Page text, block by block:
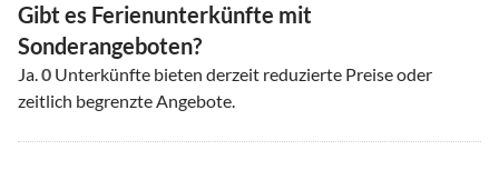
Gibt es Ferienunterkünfte mit
Sonderangeboten?
Ja.0 Unterkünfte bieten derzeit reduzierte Preise oder
zeitlich begrenzte Angebote.